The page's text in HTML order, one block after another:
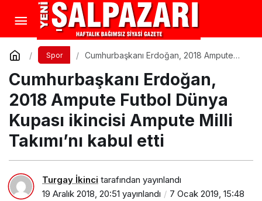
Spor
Cumhurbaşkanı Erdoğan, 2018 Ampute
Takımı’nı kabul etti
Cumhurbaşkanı Erdoğan,
2018 Ampute Futbol Dünya
Kupası ikincisi Ampute Milli
Takımı’nı kabul etti
Turgay İkinci tarafından yayınlandı
19 Aralık 2018, 20:51 yayınlandı
7 Ocak 2019, 15:48